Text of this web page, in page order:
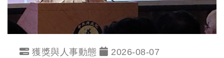
獲獎與人事動態 2026-08-07